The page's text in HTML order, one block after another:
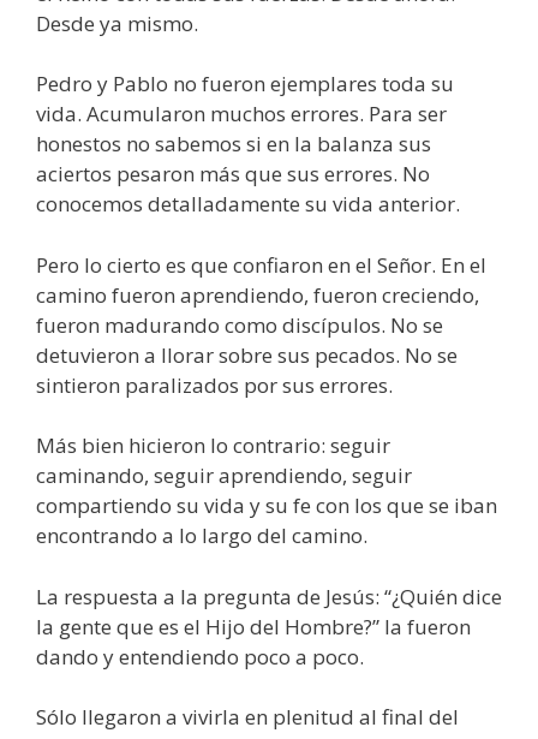
Desde ya mismo.
Pedro y Pablo no fueron ejemplares toda su
vida. Acumularon muchos errores. Para ser
honestos no sabemos si en la balanza sus
aciertos pesaron más que sus errores. No
conocemos detalladamente su vida anterior.
Pero lo cierto es que confiaron en el Señor. En el
camino fueron aprendiendo, fueron creciendo,
fueron madurando como discípulos. No se
detuvieron a llorar sobre sus pecados. No se
sintieron paralizados por sus errores.
Más bien hicieron lo contrario: seguir
caminando, seguir aprendiendo, seguir
compartiendo su vida y su fe con los que se iban
encontrando a lo largo del camino.
La respuesta a la pregunta de Jesús: “¿Quién dice
la gente que es el Hijo del Hombre?” la fueron
dando y entendiendo poco a poco.
Sólo llegaron a vivirla en plenitud al final del